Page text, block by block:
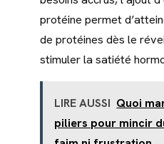
protéine permet
de protéines dès le
stimuler la satiété
LIRE AUSSI Quoi
piliers pour mincir